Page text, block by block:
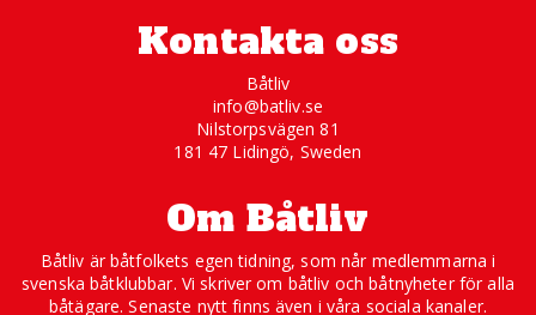
Kontakta oss
Båtliv
info@batliv.se
Nilstorpsvägen 81
181 47 Lidingö, Sweden
Om Båtliv
Båtliv är båtfolkets egen tidning, som når medlemmarna i
svenska båtklubbar. Vi skriver om båtliv och båtnyheter för alla
båtägare. Senaste nytt finns även i våra sociala kanaler.